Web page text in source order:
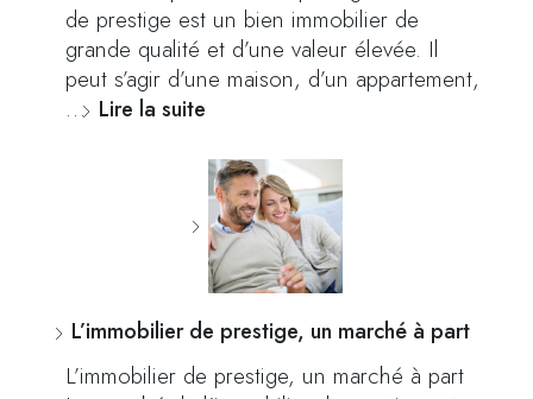
de prestige est un bien immobilier de
grande qualité et d’une valeur élevée. Il
peut s’agir d’une maison, d’un appartement,
… Lire la suite
L’immobilier de prestige, un marché à part
L’immobilier de prestige, un marché à part